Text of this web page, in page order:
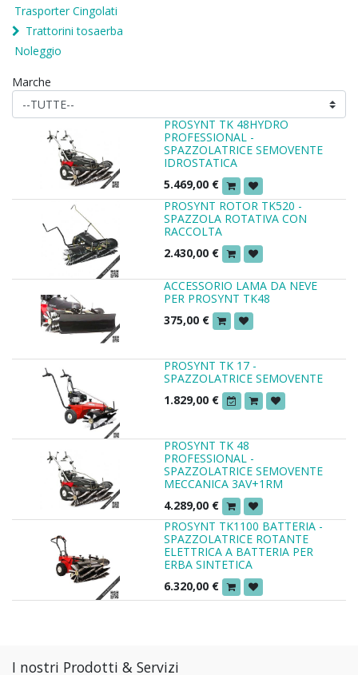
Trasporter Cingolati
Trattorini tosaerba
Noleggio
Marche
PROSYNT TK 48HYDRO
PROFESSIONAL -
SPAZZOLATRICE SEMOVENTE
IDROSTATICA
5.469,00 €
PROSYNT ROTOR TK520 -
SPAZZOLA ROTATIVA CON
RACCOLTA
2.430,00 €
ACCESSORIO LAMA DA NEVE
PER PROSYNT TK48
375,00 €
PROSYNT TK 17 -
SPAZZOLATRICE SEMOVENTE
1.829,00 €
PROSYNT TK 48
PROFESSIONAL -
SPAZZOLATRICE SEMOVENTE
MECCANICA 3AV+1RM
4.289,00 €
PROSYNT TK1100 BATTERIA -
SPAZZOLATRICE ROTANTE
ELETTRICA A BATTERIA PER
ERBA SINTETICA
6.320,00 €
I nostri Prodotti & Servizi